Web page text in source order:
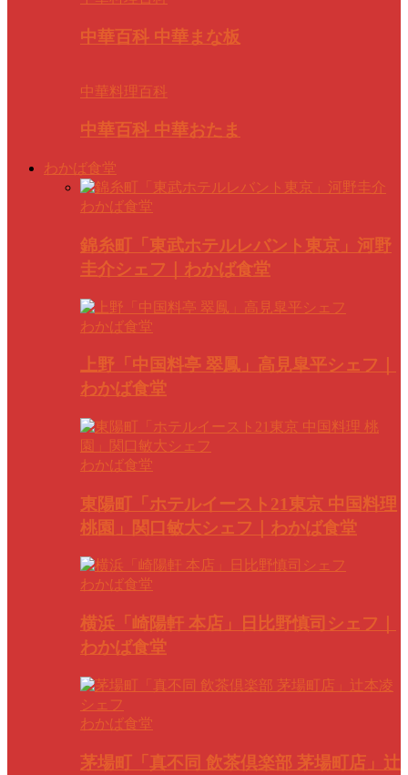
中華百科 中華まな板
中華料理百科
中華百科 中華おたま
わかば食堂
わかば食堂
錦糸町「東武ホテルレバント東京」河野
圭介シェフ｜わかば食堂
わかば食堂
上野「中国料亭 翠鳳」高見皐平シェフ｜
わかば食堂
わかば食堂
東陽町「ホテルイースト21東京 中国料理
桃園」関口敏大シェフ｜わかば食堂
わかば食堂
横浜「崎陽軒 本店」日比野慎司シェフ｜
わかば食堂
わかば食堂
茅場町「真不同 飲茶倶楽部 茅場町店」辻